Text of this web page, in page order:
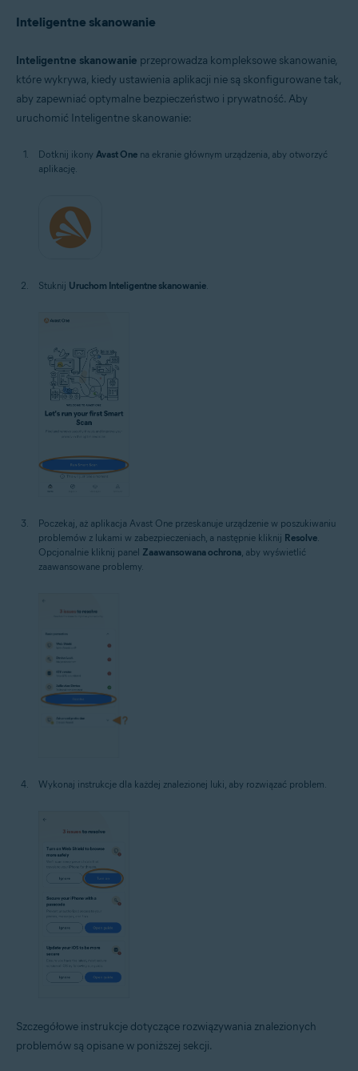
Inteligentne skanowanie
Inteligentne skanowanie przeprowadza kompleksowe skanowanie,
które wykrywa, kiedy ustawienia aplikacji nie są skonfigurowane tak,
aby zapewniać optymalne bezpieczeństwo i prywatność. Aby
uruchomić Inteligentne skanowanie:
Dotknij ikony Avast One na ekranie głównym urządzenia, aby otworzyć
aplikację.
Stuknij Uruchom Inteligentne skanowanie.
Poczekaj, aż aplikacja Avast One przeskanuje urządzenie w poszukiwaniu
problemów z lukami w zabezpieczeniach, a następnie kliknij Resolve.
Opcjonalnie kliknij panel Zaawansowana ochrona, aby wyświetlić
zaawansowane problemy.
Wykonaj instrukcje dla każdej znalezionej luki, aby rozwiązać problem.
Szczegółowe instrukcje dotyczące rozwiązywania znalezionych
problemów są opisane w poniższej sekcji.